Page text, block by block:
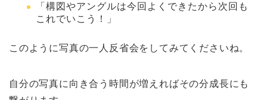
「構図やアングルは今回よくできたから次回も
これでいこう！」
このように写真の一人反省会をしてみてくださいね。
自分の写真に向き合う時間が増えればその分成長にも